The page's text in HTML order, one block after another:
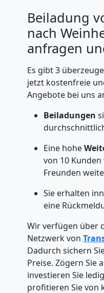
Beiladung
nach
anfragen
Es gibt 3
jetzt kostenfreie
Angebote bei uns
Beiladungen
Eine hohe
von 10
Freunden
Sie erhalten
eine
Wir verfügen über
Netzwerk von
Dadurch sichern
Preise. Zögern Sie
investieren Sie
profitieren Sie von